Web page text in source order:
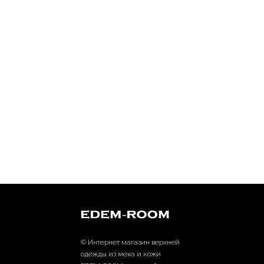
© Интернет магазин верхней
одежды из меха и кожи